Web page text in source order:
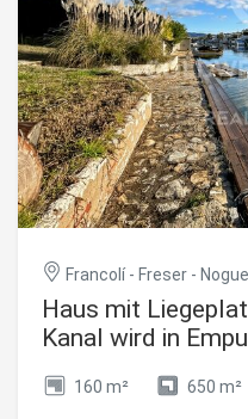
Annehmlichkeiten
und zum Flughafen Girona. Empuriabrava ist eine
langfristig lohnende
Hauptwohnsitz als auch
Investition für eine
#ref:CBLX021022
Francolí - Freser -
Haus mit
Kanal wird in
160 m² 650 m²